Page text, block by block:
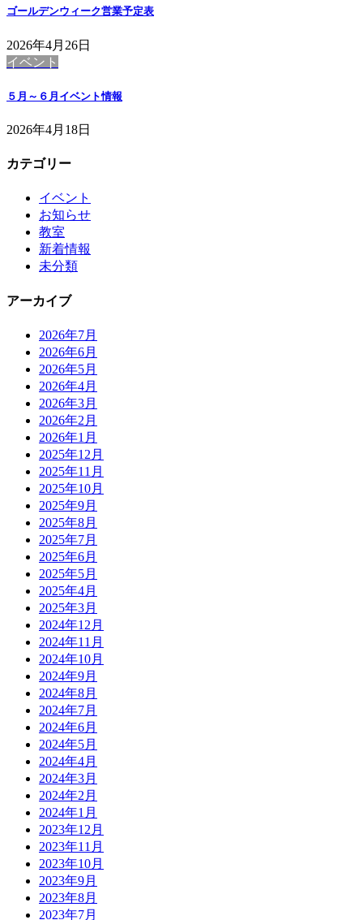
ゴールデンウィーク営業予定表
2026年4月26日
イベント
５月～６月イベント情報
2026年4月18日
カテゴリー
イベント
お知らせ
教室
新着情報
未分類
アーカイブ
2026年7月
2026年6月
2026年5月
2026年4月
2026年3月
2026年2月
2026年1月
2025年12月
2025年11月
2025年10月
2025年9月
2025年8月
2025年7月
2025年6月
2025年5月
2025年4月
2025年3月
2024年12月
2024年11月
2024年10月
2024年9月
2024年8月
2024年7月
2024年6月
2024年5月
2024年4月
2024年3月
2024年2月
2024年1月
2023年12月
2023年11月
2023年10月
2023年9月
2023年8月
2023年7月